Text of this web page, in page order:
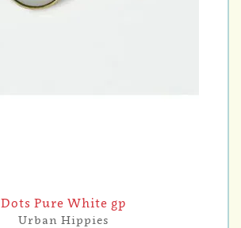
Dots Pure White gp
Urban Hippies